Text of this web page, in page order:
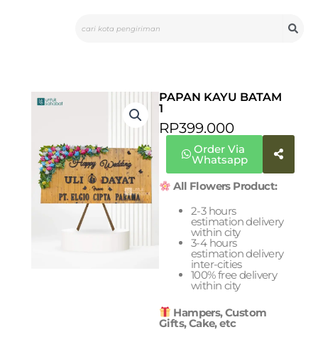
PAPAN KAYU BATAM
1
RP399.000
Order Via
Whatsapp
All Flowers Product:
2-3 hours
estimation delivery
within city
3-4 hours
estimation delivery
inter-cities
100% free delivery
within city
Hampers, Custom
Gifts, Cake, etc